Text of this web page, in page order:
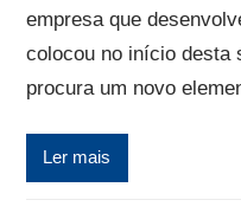
empresa que
colocou no início desta
procura um novo
Ler mais